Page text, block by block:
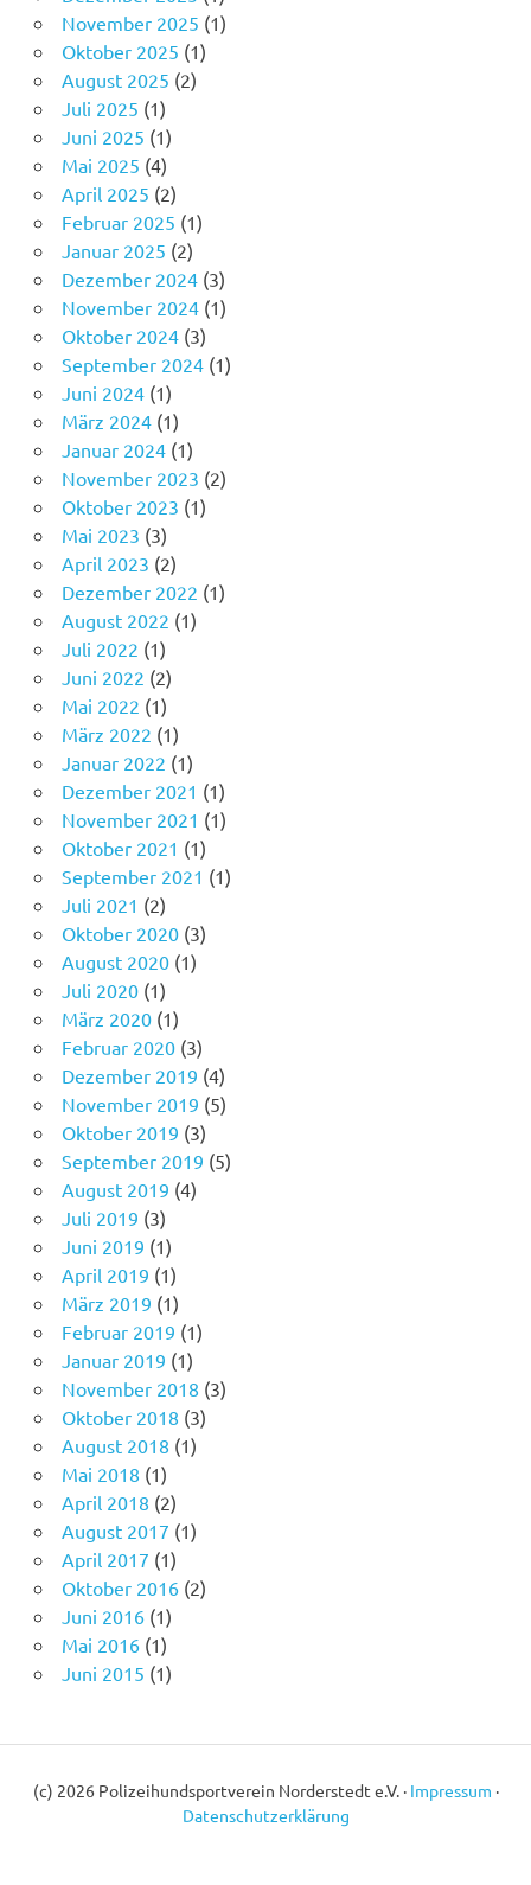
November 2025 (1)
Oktober 2025 (1)
August 2025 (2)
Juli 2025 (1)
Juni 2025 (1)
Mai 2025 (4)
April 2025 (2)
Februar 2025 (1)
Januar 2025 (2)
Dezember 2024(3)
November 2024(1)
Oktober 2024(3)
September 2024(1)
Juni 2024(1)
März 2024(1)
Januar 2024(1)
November 2023 (2)
Oktober 2023 (1)
Mai 2023 (3)
April 2023 (2)
Dezember 2022 (1)
August 2022 (1)
Juli 2022 (1)
Juni 2022 (2)
Mai 2022 (1)
März 2022 (1)
Januar 2022 (1)
Dezember 2021 (1)
November 2021 (1)
Oktober 2021 (1)
September 2021 (1)
Juli 2021 (2)
Oktober 2020(3)
August 2020(1)
Juli 2020(1)
März 2020(1)
Februar 2020(3)
Dezember 2019 (4)
November 2019 (5)
Oktober 2019 (3)
September 2019 (5)
August 2019 (4)
Juli 2019 (3)
Juni 2019 (1)
April 2019 (1)
März 2019 (1)
Februar 2019 (1)
Januar 2019 (1)
November 2018 (3)
Oktober 2018 (3)
August 2018 (1)
Mai 2018 (1)
April 2018 (2)
August 2017 (1)
April 2017 (1)
Oktober 2016(2)
Juni 2016(1)
Mai 2016(1)
Juni 2015 (1)
(c) 2026 Polizeihundsportverein Norderstedt e.V. · Impressum ·
Datenschutzerklärung